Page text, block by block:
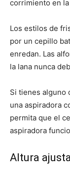
corrimiento en
Los estilos de
por un cepillo
enredan. Las
la lana nunca
Si tienes alguno
una aspiradora
permita que el
aspiradora
Altura